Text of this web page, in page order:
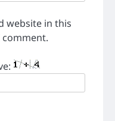
website in this